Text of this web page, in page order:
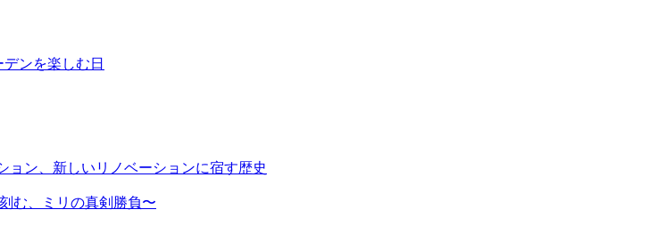
ンを楽しむ日
ョン、新しいリノベーションに宿す歴史
む、ミリの真剣勝負〜